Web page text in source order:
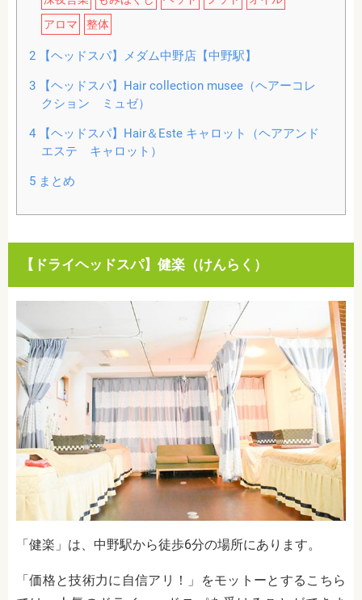
アロマ
整体
2【ヘッドスパ】メダム中野店【中野駅】
3【ヘッドスパ】Hair collection musee（ヘアーコレ
クション ミュゼ）
4【ヘッドスパ】Hair＆Este キャロット（ヘアアンド
エステ キャロット）
5まとめ
【ドライヘッドスパ】健楽（けんらく）
「健楽」は、中野駅から徒歩6分の場所にあります。
「価格と技術力に自信アリ！」をモットーとするこちら